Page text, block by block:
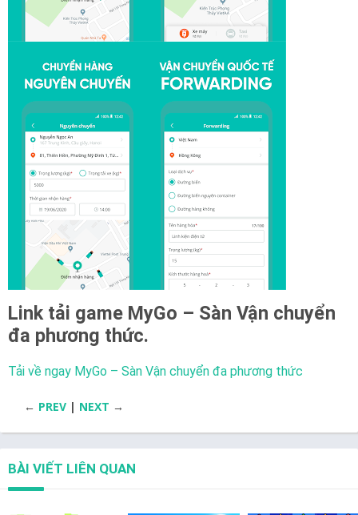
Link tải game MyGo – Sàn Vận chuyển
đa phương thức.
Tải về ngay MyGo – Sàn Vận chuyển đa phương thức
← PREV | NEXT →
BÀI VIẾT LIÊN QUAN